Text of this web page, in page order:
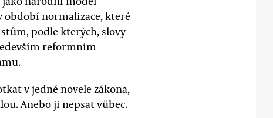
normalizace, které
podle kterých, slovy
reformním
v jedné novele zákona,
Anebo ji nepsat vůbec.